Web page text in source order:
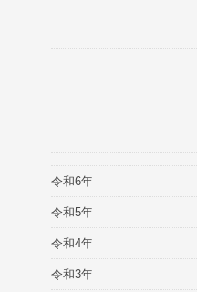
令和6年
令和5年
令和4年
令和3年